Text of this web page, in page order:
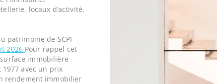
locaux d’activité,
patrimoine de SCPI
2026 Pour rappel cet
immobilière
avec un prix
rendement immobilier